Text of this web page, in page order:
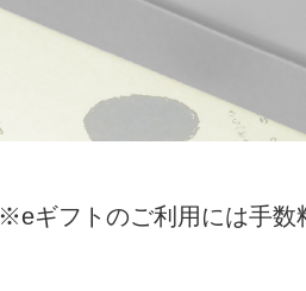
※eギフトのご利用には手数